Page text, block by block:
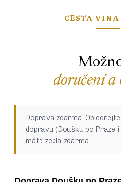
CESTA
doručení a
Doprava zdarma.
dopravu (Doušku po Praze
máte zcela zdarma.